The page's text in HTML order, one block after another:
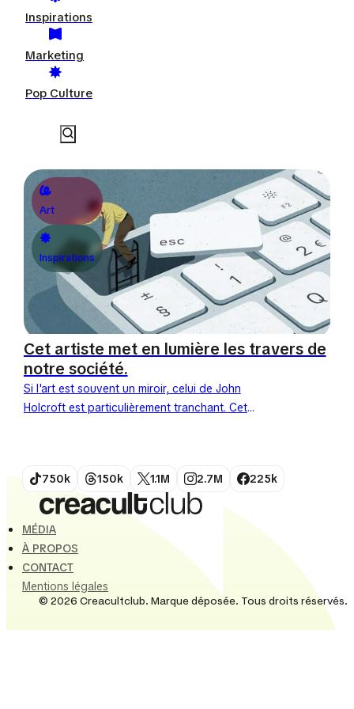
Inspirations
Marketing
Pop Culture
Art
Inspirations
Cet artiste met en lumière les travers de
notre société.
Si l'art est souvent un miroir, celui de John
Holcroft est particulièrement tranchant. Cet
750k 150k 1.1M 2.7M 225k
MÉDIA
À PROPOS
CONTACT
Mentions légales
© 2026 Creacultclub. Marque déposée. Tous droits réservés.